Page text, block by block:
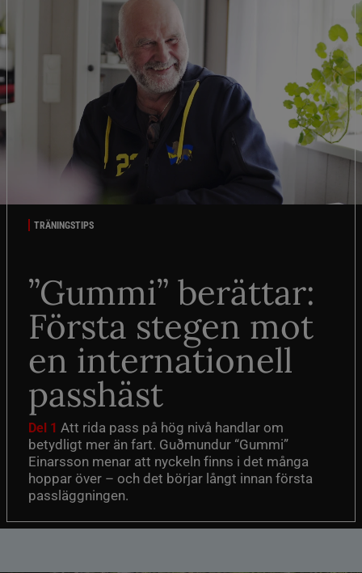
TRÄNINGSTIPS
”Gummi” berättar:
Första stegen mot
en internationell
passhäst
Del 1 Att rida pass på hög nivå handlar om
betydligt mer än fart. Guðmundur “Gummi”
Einarsson menar att nyckeln finns i det många
hoppar över – och det börjar långt innan första
passläggningen.